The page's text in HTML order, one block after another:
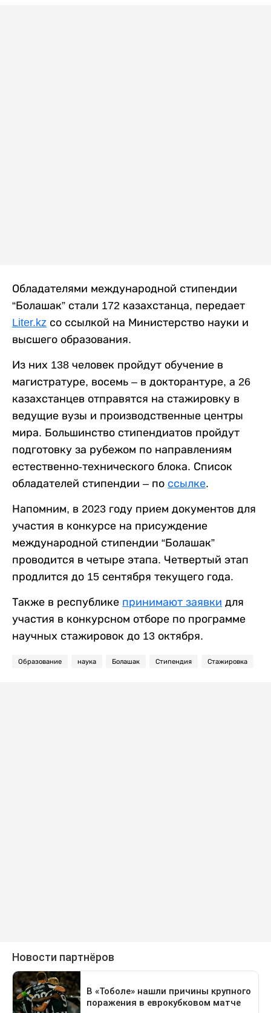
Обладателями международной стипендии
“Болашак” стали 172 казахстанца, передает
Liter.kz со ссылкой на Министерство науки и
высшего образования.
Из них 138 человек пройдут обучение в
магистратуре, восемь – в докторантуре, а 26
казахстанцев отправятся на стажировку в
ведущие вузы и производственные центры
мира. Большинство стипендиатов пройдут
подготовку за рубежом по направлениям
естественно-технического блока. Список
обладателей стипендии – по ссылке.
Напомним, в 2023 году прием документов для
участия в конкурсе на присуждение
международной стипендии “Болашак”
проводится в четыре этапа. Четвертый этап
продлится до 15 сентября текущего года.
Также в республике принимают заявки для
участия в конкурсном отборе по программе
научных стажировок до 13 октября.
Образование наука Болашак Стипендия Стажировка